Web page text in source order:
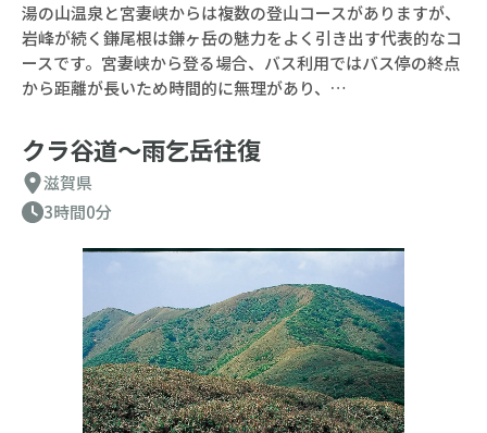
湯の山温泉と宮妻峡からは複数の登山コースがありますが、
岩峰が続く鎌尾根は鎌ヶ岳の魅力をよく引き出す代表的なコ
ースです。宮妻峡から登る場合、バス利用ではバス停の終点
から距離が長いため時間的に無理があり、…
クラ谷道〜雨乞岳往復
滋賀県
3時間0分